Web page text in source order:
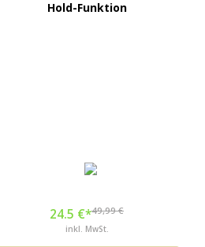
Hold-Funktion
24.5 €*49,99 €
inkl. MwSt.